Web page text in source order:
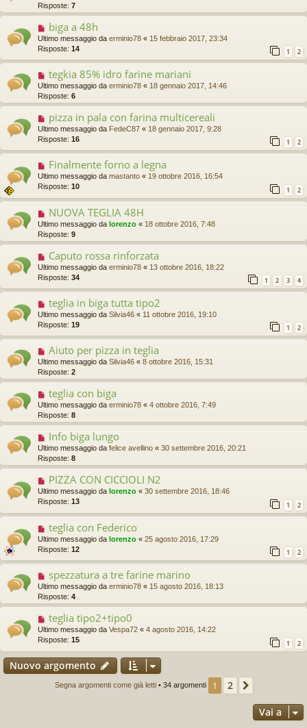
Risposte: 7
biga a 48h
Ultimo messaggio da erminio78 « 15 febbraio 2017, 23:34
Risposte: 14 1 2
tegkia 85% idro farine mariani
Ultimo messaggio da erminio78 « 18 gennaio 2017, 14:46
Risposte: 6
pizza in pala con farina multicereali
Ultimo messaggio da FedeC87 « 18 gennaio 2017, 9:28
Risposte: 16 1 2
Finalmente forno a legna
Ultimo messaggio da mastanto « 19 ottobre 2016, 16:54
Risposte: 10 1 2
NUOVA TEGLIA 48H
Ultimo messaggio da lorenzo « 18 ottobre 2016, 7:48
Risposte: 9
Caputo rossa rinforzata
Ultimo messaggio da erminio78 « 13 ottobre 2016, 18:22
Risposte: 34 1 2 3 4
teglia in biga tutta tipo2
Ultimo messaggio da Silvia46 « 11 ottobre 2016, 19:10
Risposte: 19 1 2
Aiuto per pizza in teglia
Ultimo messaggio da Silvia46 « 8 ottobre 2016, 15:31
Risposte: 2
teglia con biga
Ultimo messaggio da erminio78 « 4 ottobre 2016, 7:49
Risposte: 8
Info biga lungo
Ultimo messaggio da felice avellino « 30 settembre 2016, 20:21
Risposte: 8
PIZZA CON CICCIOLI N2
Ultimo messaggio da lorenzo « 30 settembre 2016, 18:46
Risposte: 13 1 2
teglia con Federico
Ultimo messaggio da lorenzo « 25 agosto 2016, 17:29
Risposte: 12 1 2
spezzatura a tre farine marino
Ultimo messaggio da erminio78 « 15 agosto 2016, 18:13
Risposte: 4
teglia tipo2+tipo0
Ultimo messaggio da Vespa72 « 4 agosto 2016, 14:22
Risposte: 15 1 2
Nuovo argomento
Segna argomenti come già letti• 34 argomenti 1 2
Vai a